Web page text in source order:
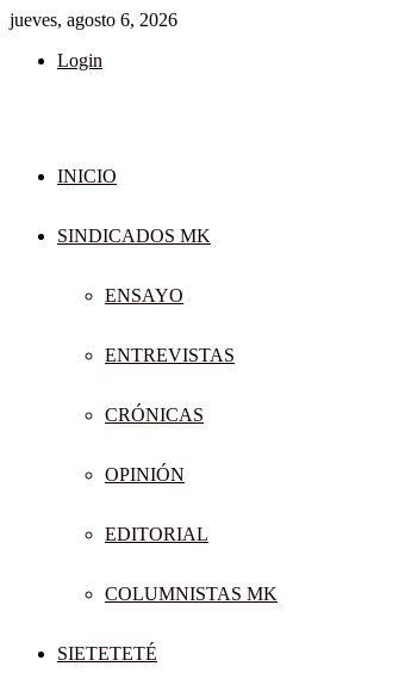
jueves, agosto 6, 2026
Login
INICIO
SINDICADOS MK
ENSAYO
ENTREVISTAS
CRÓNICAS
OPINIÓN
EDITORIAL
COLUMNISTAS MK
SIETETETÉ